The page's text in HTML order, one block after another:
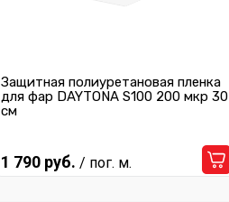
Защитная полиуретановая пленка
для фар DAYTONA S100 200 мкр 30
см
1 790 руб. / пог. м.